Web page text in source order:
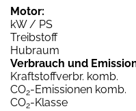
Motor:
kW / PS
Treibstoff
Hubraum
Verbrauch und
Kraftstoffverbr. komb.
CO2-Emissionen komb.
CO2-Klasse